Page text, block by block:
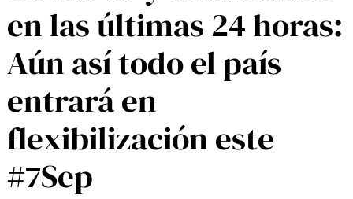
en las últimas 24 horas:
Aún así todo el país
entrará en
flexibilización este
#7Sep